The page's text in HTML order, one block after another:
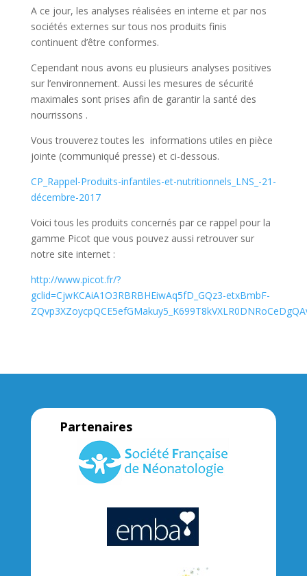
A ce jour, les analyses réalisées en interne et par nos
sociétés externes sur tous nos produits finis
continuent d’être conformes.
Cependant nous avons eu plusieurs analyses positives
sur l’environnement. Aussi les mesures de sécurité
maximales sont prises afin de garantir la santé des
nourrissons .
Vous trouverez toutes les informations utiles en pièce
jointe (communiqué presse) et ci-dessous.
CP_Rappel-Produits-infantiles-et-nutritionnels_LNS_-21-
décembre-2017
Voici tous les produits concernés par ce rappel pour la
gamme Picot que vous pouvez aussi retrouver sur
notre site internet :
http://www.picot.fr/?
gclid=CjwKCAiA1O3RBRBHEiwAq5fD_GQz3-etxBmbF-
Partenaires